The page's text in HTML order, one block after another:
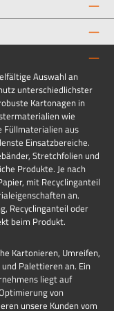
Auswahl an
unterschiedlichster
Kartonagen in
wie
Füllmaterialien aus
Einsatzbereiche.
Stretchfolien und
Produkte. Je nach
mit Recyclinganteil
an.
Recyclinganteil oder
beim Produkt.
Kartonieren, Umreifen,
Palettieren an. Ein
liegt auf
von
unsere Kunden vom